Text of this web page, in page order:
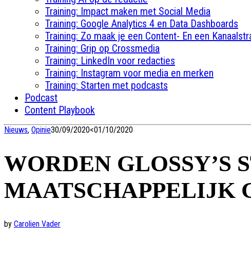
Training: Impact maken met Social Media
Training: Google Analytics 4 en Data Dashboards
Training: Zo maak je een Content- En een
Training: Grip op Crossmedia
Training: LinkedIn voor redacties
Training: Instagram voor media en merken
Training: Starten met podcasts
Podcast
Content Playbook
Nieuws, Opinie30/09/2020<01/10/2020
WORDEN GLOSSY’S
MAATSCHAPPELIJK
by Carolien Vader